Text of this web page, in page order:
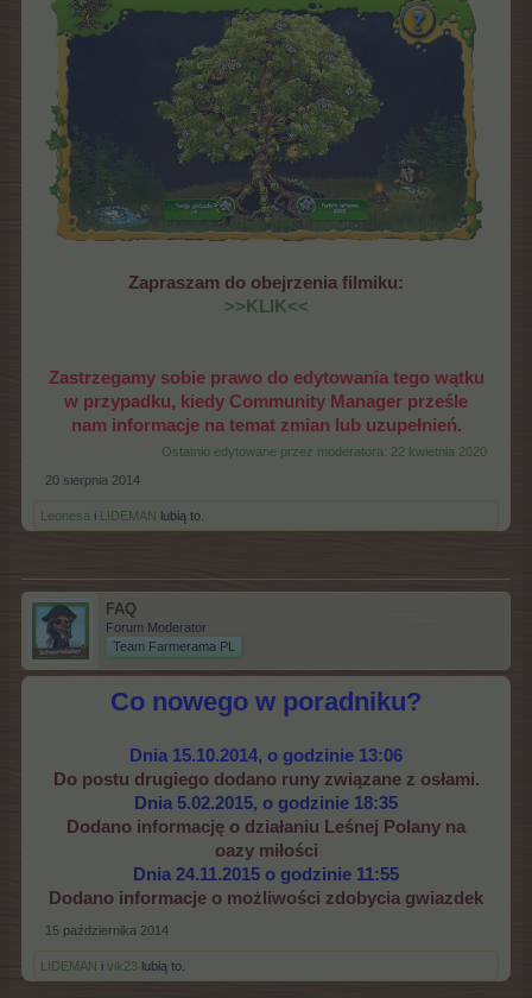
Zapraszam do obejrzenia filmiku:
>>KLIK<<
Zastrzegamy sobie prawo do edytowania tego wątku
w przypadku, kiedy Community Manager prześle
nam informacje na temat zmian lub uzupełnień.
Ostatnio edytowane przez moderatora: 22 kwietnia 2020
20 sierpnia 2014
Leonesa i LIDEMAN lubią to.
FAQ
Forum Moderator
Team Farmerama PL
Co nowego w poradniku?
Dnia 15.10.2014, o godzinie 13:06
Do postu drugiego dodano runy związane z osłami.
Dnia 5.02.2015, o godzinie 18:35
Dodano informację o działaniu Leśnej Polany na
oazy miłości
Dnia 24.11.2015 o godzinie 11:55
Dodano informacje o możliwości zdobycia gwiazdek
15 października 2014
LIDEMAN i vik23 lubią to.